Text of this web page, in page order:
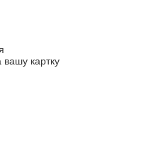
вашу картку